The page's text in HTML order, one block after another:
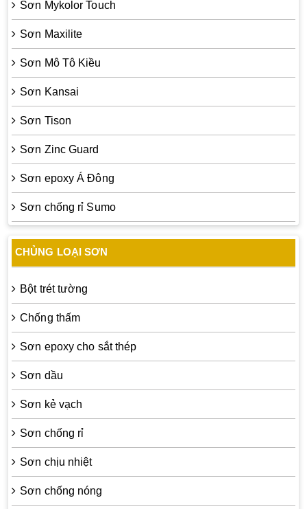
Sơn Mykolor Touch
Sơn Maxilite
Sơn Mô Tô Kiều
Sơn Kansai
Sơn Tison
Sơn Zinc Guard
Sơn epoxy Á Đông
Sơn chống rỉ Sumo
CHỦNG LOẠI SƠN
Bột trét tường
Chống thấm
Sơn epoxy cho sắt thép
Sơn dầu
Sơn kẻ vạch
Sơn chống rỉ
Sơn chịu nhiệt
Sơn chống nóng